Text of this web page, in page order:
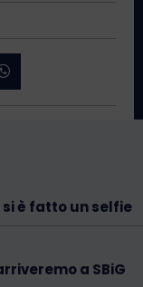
è fatto un selfie
a SBiG